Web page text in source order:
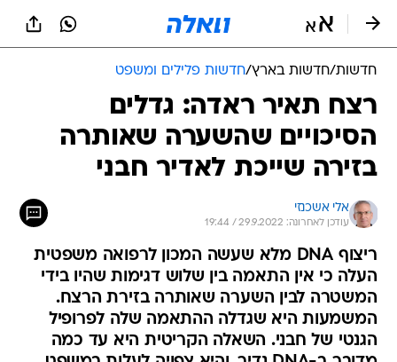
חדשות/חדשות בארץ/חדשות פלילים ומשפט
רצח תאיר ראדה: גדלים
הסיכויים שהשערה שאותרה
בזירה שייכת לאדיר חבני
אלי אשכנזי
עודכן לאחרונה: 29.9.2022 / 19:44
ריצוף DNA מלא שעשה המכון לרפואה משפטית
העלה כי אין התאמה בין שלוש דגימות שהיו בידי
המשטרה לבין השערה שאותרה בזירת הרצח.
המשמעות היא שגדלה ההתאמה שלה לפרופיל
הגנטי של חבני. השאלה הקריטית היא עד כמה